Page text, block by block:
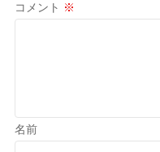
コメント ※
名前